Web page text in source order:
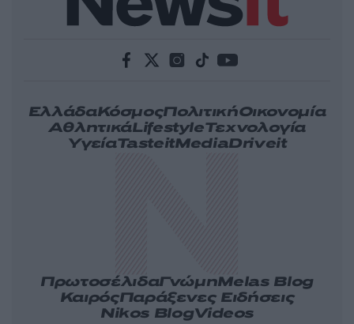
ΕλλάδαΚόσμοςΠολιτικήΟικονομία
ΑθλητικάLifestyleΤεχνολογία
ΥγείαTasteitMediaDriveit
ΠρωτοσέλιδαΓνώμηMelas Blog
ΚαιρόςΠαράξενες Ειδήσεις
Nikos BlogVideos